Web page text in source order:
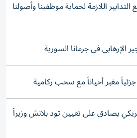
اللازمة لحماية موظفينا وأصولنا
الإرهابي في جرمانا السورية
مغبر أحياناً مع سحب ركامية
يصادق على تعيين تود بلانش وزيراً